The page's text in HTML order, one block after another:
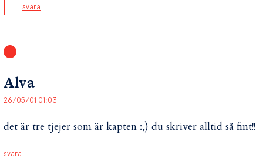
svara
Alva
26/05/01 01:03
det är tre tjejer som är kapten :,) du skriver alltid så fint!!
svara